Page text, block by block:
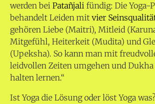
werden bei Patañjali fündig: Die Yoga-
behandelt Leiden mit vier
gehören Liebe (Maitri), Mitleid
Mitgefühl, Heiterkeit (Mudita) und
(Upeksha). So kann man mit
leidvollen Zeiten umgehen und Dukha
halten lernen.“
Ist Yoga die Lösung oder löst Yoga was?